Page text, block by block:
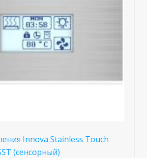
Innova Stainless Touch
(сенсорный)